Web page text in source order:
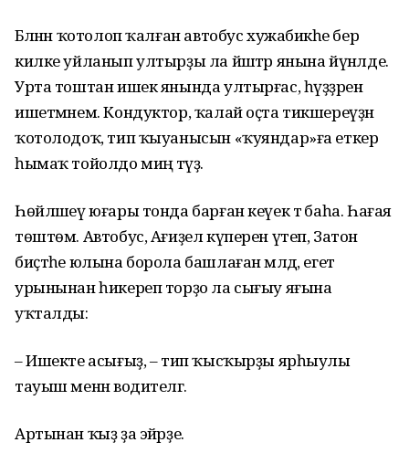
Бәләнән ҡотолоп ҡалған автобус хужабикәһе бер
килке уйланып ултырҙы ла йәштәр янына йүнәлде.
Урта тоштан ишек янында ултырғас, һүҙҙәрен
ишет­мәнем. Кондуктор, ҡалай оҫта тикше­реүҙән
ҡотолодоҡ, тип ҡыуанысын «ҡуяндар»ға еткерә
һымаҡ тойолдо миңә тәүҙә.
Һөйләшеү юғары тонда барған кеүек тә баһа. Һағая
төштөм. Автобус, Ағиҙел күперен үтеп, Затон
биҫтәһе юлына борола башлаған мәлдә, егет
урынынан һикереп торҙо ла сығыу яғына
уҡталды:
– Ишекте асығыҙ, – тип ҡысҡырҙы ярһыулы
тауыш менән водителгә.
Артынан ҡыҙ ҙа эйәрҙе.